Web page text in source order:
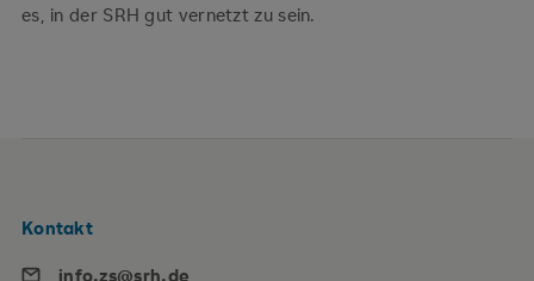
es, in der SRH gut vernetzt zu sein.
Kontakt
info.zs@srh.de